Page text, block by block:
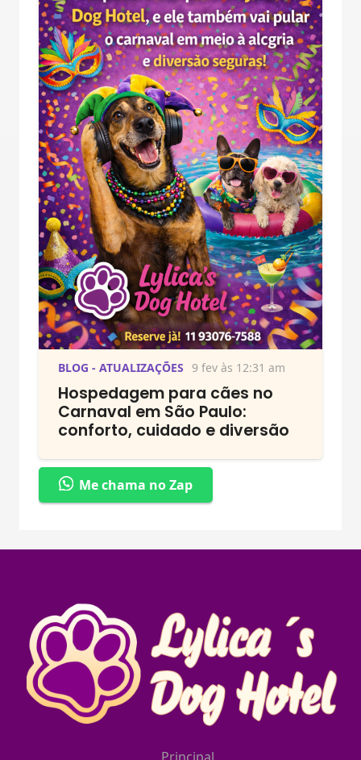
BLOG - ATUALIZAÇÕES 9 fev às 12:31 am
Hospedagem para cães no
Carnaval em São Paulo:
conforto, cuidado e diversão
Me chama no Zap